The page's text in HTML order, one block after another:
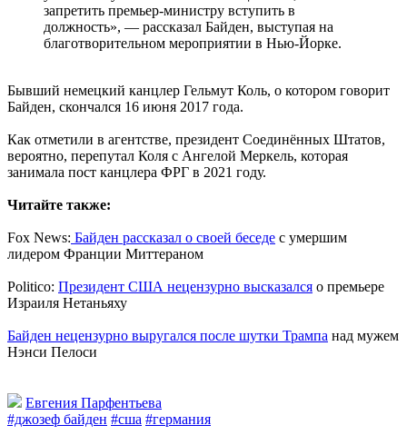
запретить премьер-министру вступить в
должность», — рассказал Байден, выступая на
благотворительном мероприятии в Нью-Йорке.
Бывший немецкий канцлер Гельмут Коль, о котором говорит
Байден, скончался 16 июня 2017 года.
Как отметили в агентстве, президент Соединённых Штатов,
вероятно, перепутал Коля с Ангелой Меркель, которая
занимала пост канцлера ФРГ в 2021 году.
Читайте также:
Fox News: Байден рассказал о своей беседе с умершим
лидером Франции Миттераном
Politico: Президент США нецензурно высказался о премьере
Израиля Нетаньяху
Байден нецензурно выругался после шутки Трампа над мужем
Нэнси Пелоси
Евгения Парфентьева
#джозеф байден #сша #германия